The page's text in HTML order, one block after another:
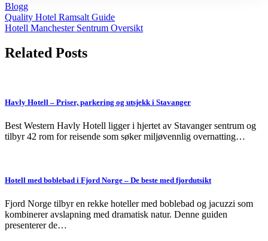
Blogg
Post
navigation
Quality Hotel Ramsalt Guide
Hotell Manchester Sentrum Oversikt
Related Posts
Havly Hotell – Priser, parkering og utsjekk i Stavanger
Best Western Havly Hotell ligger i hjertet av Stavanger sentrum og
tilbyr 42 rom for reisende som søker miljøvennlig overnatting…
Hotell med boblebad i Fjord Norge – De beste med fjordutsikt
Fjord Norge tilbyr en rekke hoteller med boblebad og jacuzzi som
kombinerer avslapning med dramatisk natur. Denne guiden
presenterer de…